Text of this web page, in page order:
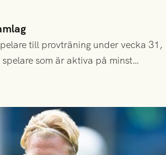
till provträning under vecka 31,
som är aktiva på minst